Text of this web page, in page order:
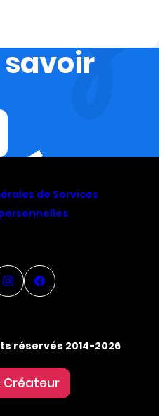
savoir
de Services
réservés 2014-2026
Créateur